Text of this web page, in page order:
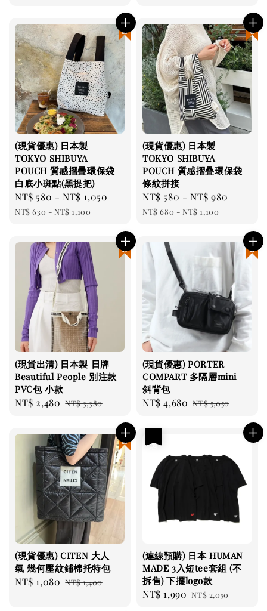
(現貨優惠) 日本製
TOKYO SHIBUYA
POUCH 質感摺疊環保袋
白底小斑點(黑提把)
Sale
price
NT$ 580 -NT$ 1,050
Regular
NT$ 630-NT$ 1,100
(現貨優惠) 日本製
TOKYO SHIBUYA
POUCH 質感摺疊環保袋
條紋拼接
Sale
price
NT$ 580 -NT$ 980
NT$ 680-NT$ 1,100
(現貨出清) 日本製 日牌
Beautiful People 別注款
PVC包 小款
Sale
NT$ 2,480 Regular
NT$ 3,380
(現貨優惠) PORTER
COMPART 多隔層mini
斜背包
Sale
NT$ 4,680 Regular
NT$ 5,050
(現貨優惠) CITEN 大人
氣 幾何壓紋鋪棉托特包
Sale
NT$ 1,080 Regular
NT$ 1,400
(連線預購) 日本 HUMAN
MADE 3入短tee套組 (不
拆售) 下擺logo款
Sale
NT$ 1,990 Regular
NT$ 2,050